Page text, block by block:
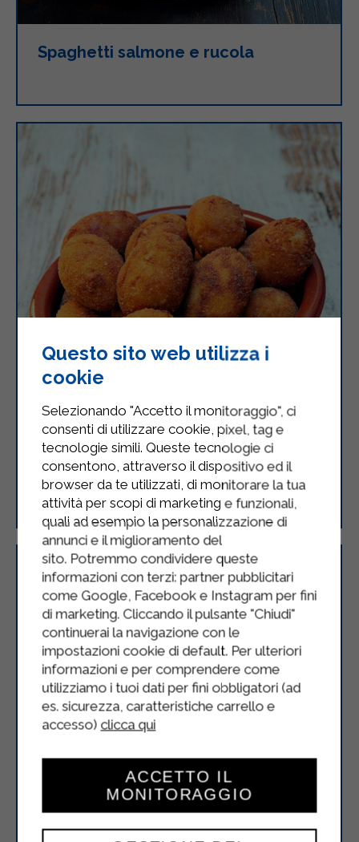
Spaghetti salmone e rucola
Frittatine di pasta alla napoletana
Questo sito web utilizza i
cookie
Selezionando "Accetto il monitoraggio", ci
consenti di utilizzare cookie, pixel, tag e
tecnologie simili. Queste tecnologie ci
consentono, attraverso il dispositivo ed il
browser da te utilizzati, di monitorare la tua
attività per scopi di marketing e funzionali,
quali ad esempio la personalizzazione di
annunci e il miglioramento del
sito. Potremmo condividere queste
informazioni con terzi: partner pubblicitari
come Google, Facebook e Instagram per fini
di marketing. Cliccando il pulsante "Chiudi"
continuerai la navigazione con le
impostazioni cookie di default. Per ulteriori
informazioni e per comprendere come
utilizziamo i tuoi dati per fini obbligatori (ad
es. sicurezza, caratteristiche carrello e
accesso) clicca qui
ACCETTO IL
MONITORAGGIO